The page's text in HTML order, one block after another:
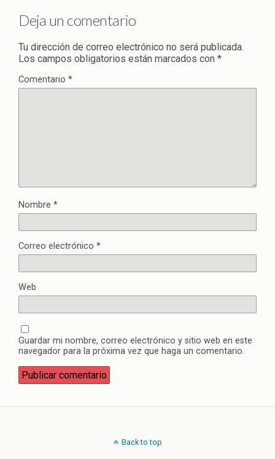
Deja un comentario
Tu dirección de correo electrónico no será publicada.
Los campos obligatorios están marcados con *
Comentario *
Nombre *
Correo electrónico *
Web
Guardar mi nombre, correo electrónico y sitio web en este
navegador para la próxima vez que haga un comentario.
Back to top